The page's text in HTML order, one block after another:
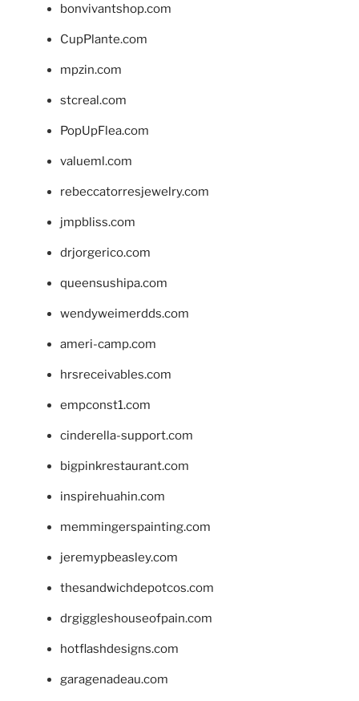
bonvivantshop.com
CupPlante.com
mpzin.com
stcreal.com
PopUpFlea.com
valueml.com
rebeccatorresjewelry.com
jmpbliss.com
drjorgerico.com
queensushipa.com
wendyweimerdds.com
ameri-camp.com
hrsreceivables.com
empconst1.com
cinderella-support.com
bigpinkrestaurant.com
inspirehuahin.com
memmingerspainting.com
jeremypbeasley.com
thesandwichdepotcos.com
drgiggleshouseofpain.com
hotflashdesigns.com
garagenadeau.com